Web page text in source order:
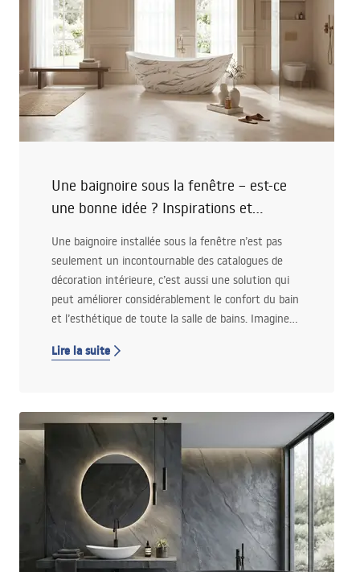
fréquents de ses pannes.
Une baignoire sous la fenêtre – est-ce
une bonne idée ? Inspirations et
Une baignoire installée sous la fenêtre n’est pas
seulement un incontournable des catalogues de
décoration intérieure, c’est aussi une solution qui
peut améliorer considérablement le confort du bain
et l’esthétique de toute la salle de bains. Imaginez-
le ciel, la verdure du jardin ou la ville — ça fait rêver,
attention lors de sa conception.
Lire la suite